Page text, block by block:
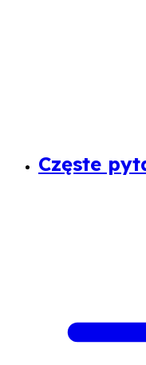
Częste